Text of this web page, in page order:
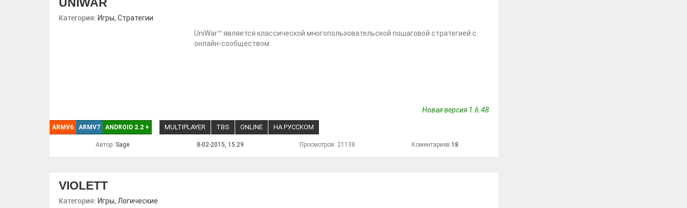
Категория: Игры,Стратегии
UniWar™ является классической многопользовательской пошаговой стратегией с
онлайн-сообществом.
Новая версия 1.6.48
ARMV6 ARMV7 ANDROID 2.2 + MULTIPLAYER TBS ONLINE НА РУССКОМ
Автор: Sage 8-02-2015, 15:29 Просмотров: 21138 Коментариев 18
VIOLETT
Категория: Игры, Логические